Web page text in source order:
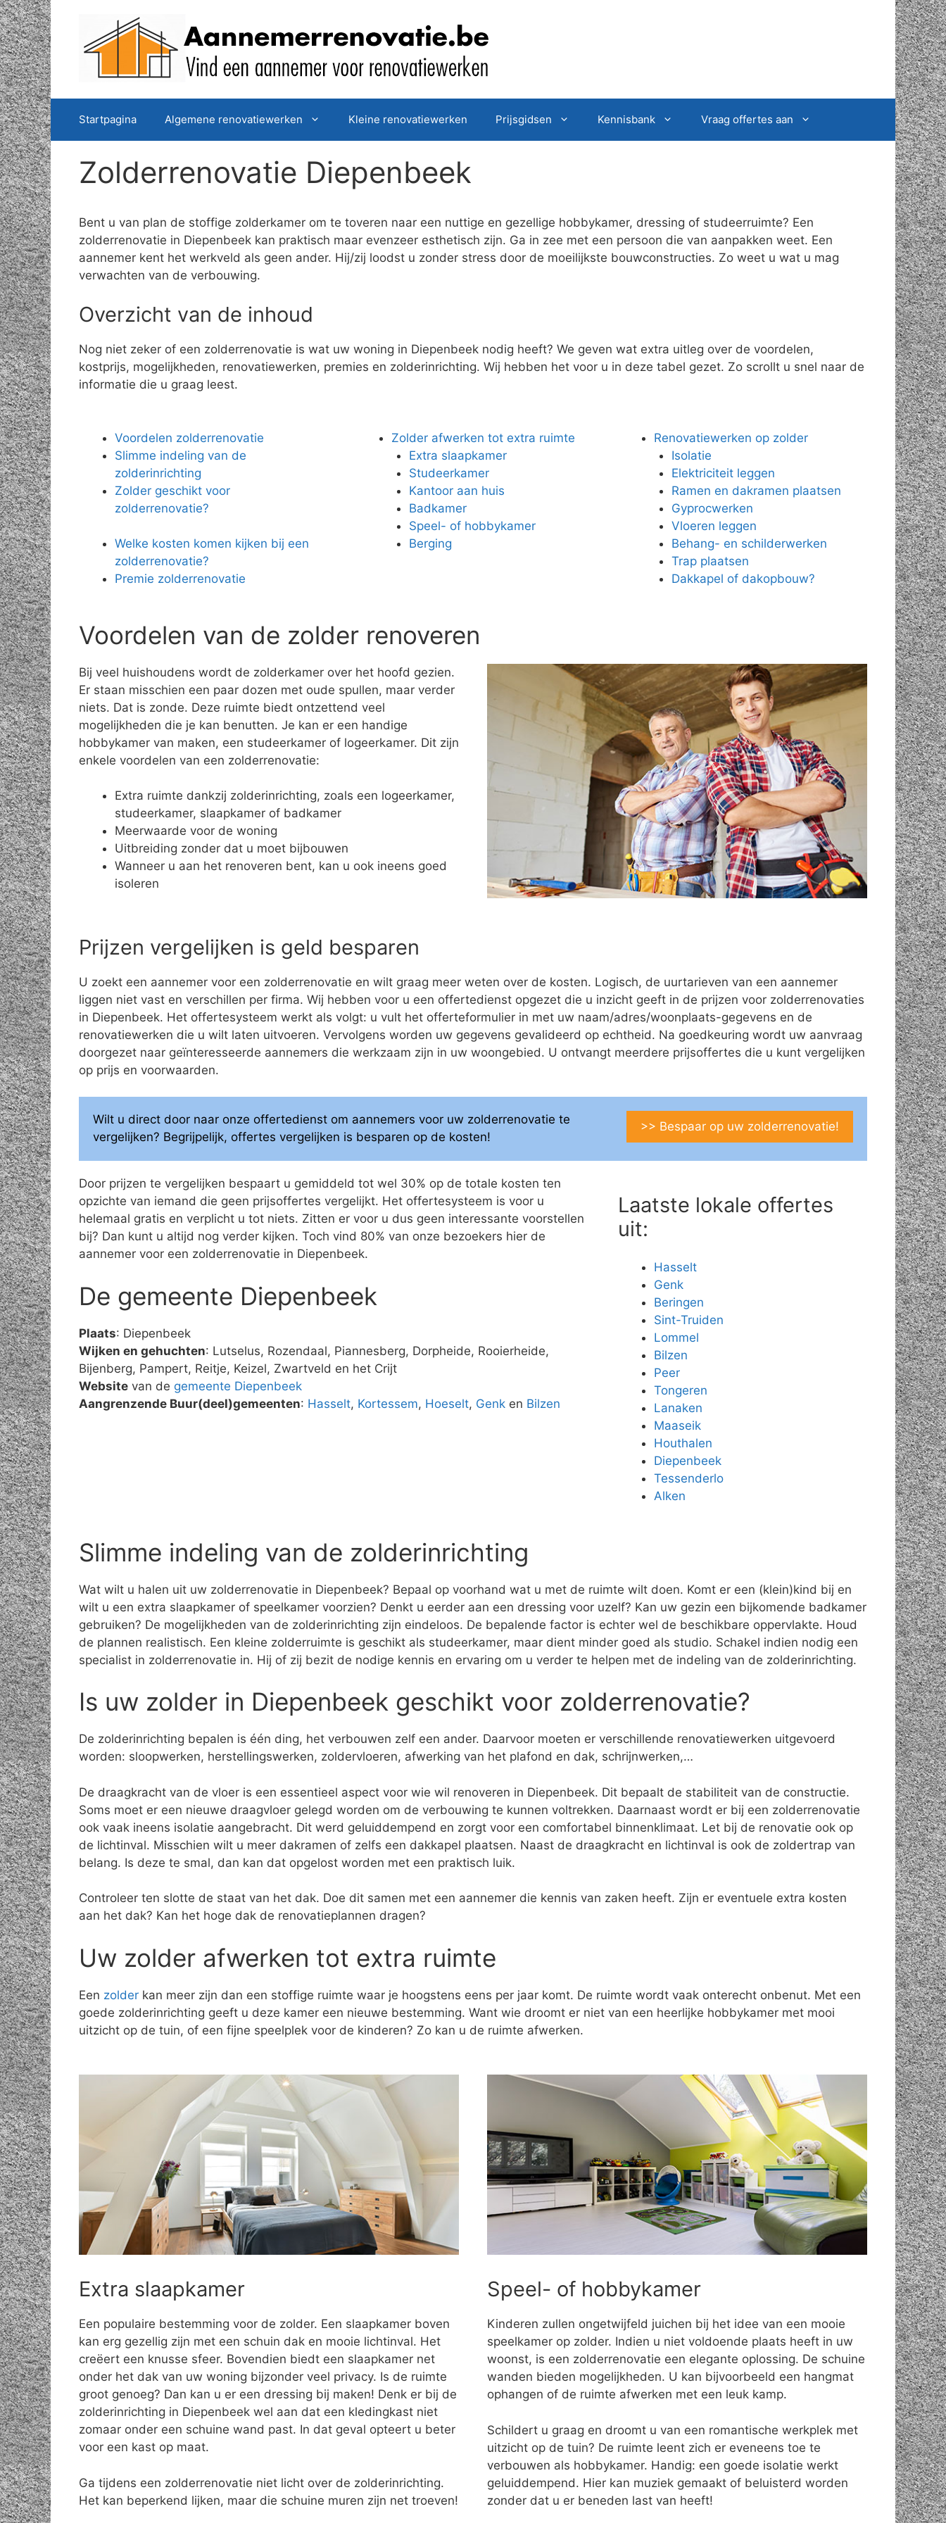
Spring
naar
de
inhoud
Startpagina Algemene renovatiewerken Kleine renovatiewerken Prijsgidsen Kennisbank Vraag offertes aan
Zolderrenovatie Diepenbeek
Bent u van plan de stoffige zolderkamer om te toveren naar een nuttige en gezellige hobbykamer, dressing of studeerruimte? Een
zolderrenovatie in Diepenbeek kan praktisch maar evenzeer esthetisch zijn. Ga in zee met een persoon die van aanpakken weet. Een
aannemer kent het werkveld als geen ander. Hij/zij loodst u zonder stress door de moeilijkste bouwconstructies. Zo weet u wat u mag
verwachten van de verbouwing.
Overzicht van de inhoud
Nog niet zeker of een zolderrenovatie is wat uw woning in Diepenbeek nodig heeft? We geven wat extra uitleg over de voordelen,
kostprijs, mogelijkheden, renovatiewerken, premies en zolderinrichting. Wij hebben het voor u in deze tabel gezet. Zo scrollt u snel naar de
informatie die u graag leest.
Voordelen zolderrenovatie
Slimme indeling van de
zolderinrichting
Zolder geschikt voor
zolderrenovatie?
Welke kosten komen kijken bij een
zolderrenovatie?
Premie zolderrenovatie
Zolder afwerken tot extra ruimte
Extra slaapkamer
Studeerkamer
Kantoor aan huis
Badkamer
Speel- of hobbykamer
Berging
Renovatiewerken op zolder
Isolatie
Elektriciteit leggen
Ramen en dakramen plaatsen
Gyprocwerken
Vloeren leggen
Behang- en schilderwerken
Trap plaatsen
Dakkapel of dakopbouw?
Voordelen van de zolder renoveren
Bij veel huishoudens wordt de zolderkamer over het hoofd gezien.
Er staan misschien een paar dozen met oude spullen, maar verder
niets. Dat is zonde. Deze ruimte biedt ontzettend veel
mogelijkheden die je kan benutten. Je kan er een handige
hobbykamer van maken, een studeerkamer of logeerkamer. Dit zijn
enkele voordelen van een zolderrenovatie:
Extra ruimte dankzij zolderinrichting, zoals een logeerkamer,
studeerkamer, slaapkamer of badkamer
Meerwaarde voor de woning
Uitbreiding zonder dat u moet bijbouwen
Wanneer u aan het renoveren bent, kan u ook ineens goed
isoleren
Prijzen vergelijken is geld besparen
U zoekt een aannemer voor een zolderrenovatie en wilt graag meer weten over de kosten. Logisch, de uurtarieven van een aannemer
liggen niet vast en verschillen per firma. Wij hebben voor u een offertedienst opgezet die u inzicht geeft in de prijzen voor zolderrenovaties
in Diepenbeek. Het offertesysteem werkt als volgt: u vult het offerteformulier in met uw naam/adres/woonplaats-gegevens en de
renovatiewerken die u wilt laten uitvoeren. Vervolgens worden uw gegevens gevalideerd op echtheid. Na goedkeuring wordt uw aanvraag
doorgezet naar geïnteresseerde aannemers die werkzaam zijn in uw woongebied. U ontvangt meerdere prijsoffertes die u kunt vergelijken
op prijs en voorwaarden.
Wilt u direct door naar onze offertedienst om aannemers voor uw zolderrenovatie te
vergelijken? Begrijpelijk, offertes vergelijken is besparen op de kosten!
>> Bespaar op uw zolderrenovatie!
Door prijzen te vergelijken bespaart u gemiddeld tot wel 30% op de totale kosten ten
opzichte van iemand die geen prijsoffertes vergelijkt. Het offertesysteem is voor u
helemaal gratis en verplicht u tot niets. Zitten er voor u dus geen interessante voorstellen
bij? Dan kunt u altijd nog verder kijken. Toch vind 80% van onze bezoekers hier de
aannemer voor een zolderrenovatie in Diepenbeek.
De gemeente Diepenbeek
Plaats: Diepenbeek
Wijken en gehuchten: Lutselus, Rozendaal, Piannesberg, Dorpheide, Rooierheide,
Bijenberg, Pampert, Reitje, Keizel, Zwartveld en het Crijt
Website van de gemeente Diepenbeek
Aangrenzende Buur(deel)gemeenten: Hasselt, Kortessem, Hoeselt, Genk en Bilzen
Laatste lokale offertes
uit:
Hasselt
Genk
Beringen
Sint-Truiden
Lommel
Bilzen
Peer
Tongeren
Lanaken
Maaseik
Houthalen
Diepenbeek
Tessenderlo
Alken
Slimme indeling van de zolderinrichting
Wat wilt u halen uit uw zolderrenovatie in Diepenbeek? Bepaal op voorhand wat u met de ruimte wilt doen. Komt er een (klein)kind bij en
wilt u een extra slaapkamer of speelkamer voorzien? Denkt u eerder aan een dressing voor uzelf? Kan uw gezin een bijkomende badkamer
gebruiken? De mogelijkheden van de zolderinrichting zijn eindeloos. De bepalende factor is echter wel de beschikbare oppervlakte. Houd
de plannen realistisch. Een kleine zolderruimte is geschikt als studeerkamer, maar dient minder goed als studio. Schakel indien nodig een
specialist in zolderrenovatie in. Hij of zij bezit de nodige kennis en ervaring om u verder te helpen met de indeling van de zolderinrichting.
Is uw zolder in Diepenbeek geschikt voor zolderrenovatie?
De zolderinrichting bepalen is één ding, het verbouwen zelf een ander. Daarvoor moeten er verschillende renovatiewerken uitgevoerd
worden: sloopwerken, herstellingswerken, zoldervloeren, afwerking van het plafond en dak, schrijnwerken,…
De draagkracht van de vloer is een essentieel aspect voor wie wil renoveren in Diepenbeek. Dit bepaalt de stabiliteit van de constructie.
Soms moet er een nieuwe draagvloer gelegd worden om de verbouwing te kunnen voltrekken. Daarnaast wordt er bij een zolderrenovatie
ook vaak ineens isolatie aangebracht. Dit werd geluiddempend en zorgt voor een comfortabel binnenklimaat. Let bij de renovatie ook op
de lichtinval. Misschien wilt u meer dakramen of zelfs een dakkapel plaatsen. Naast de draagkracht en lichtinval is ook de zoldertrap van
belang. Is deze te smal, dan kan dat opgelost worden met een praktisch luik.
Controleer ten slotte de staat van het dak. Doe dit samen met een aannemer die kennis van zaken heeft. Zijn er eventuele extra kosten
aan het dak? Kan het hoge dak de renovatieplannen dragen?
Uw zolder afwerken tot extra ruimte
Een zolder kan meer zijn dan een stoffige ruimte waar je hoogstens eens per jaar komt. De ruimte wordt vaak onterecht onbenut. Met een
goede zolderinrichting geeft u deze kamer een nieuwe bestemming. Want wie droomt er niet van een heerlijke hobbykamer met mooi
uitzicht op de tuin, of een fijne speelplek voor de kinderen? Zo kan u de ruimte afwerken.
Extra slaapkamer
Een populaire bestemming voor de zolder. Een slaapkamer boven
kan erg gezellig zijn met een schuin dak en mooie lichtinval. Het
creëert een knusse sfeer. Bovendien biedt een slaapkamer net
onder het dak van uw woning bijzonder veel privacy. Is de ruimte
groot genoeg? Dan kan u er een dressing bij maken! Denk er bij de
zolderinrichting in Diepenbeek wel aan dat een kledingkast niet
zomaar onder een schuine wand past. In dat geval opteert u beter
voor een kast op maat.
Ga tijdens een zolderrenovatie niet licht over de zolderinrichting.
Het kan beperkend lijken, maar die schuine muren zijn net troeven!
Speel- of hobbykamer
Kinderen zullen ongetwijfeld juichen bij het idee van een mooie
speelkamer op zolder. Indien u niet voldoende plaats heeft in uw
woonst, is een zolderrenovatie een elegante oplossing. De schuine
wanden bieden mogelijkheden. U kan bijvoorbeeld een hangmat
ophangen of de ruimte afwerken met een leuk kamp.
Schildert u graag en droomt u van een romantische werkplek met
uitzicht op de tuin? De ruimte leent zich er eveneens toe te
verbouwen als hobbykamer. Handig: een goede isolatie werkt
geluiddempend. Hier kan muziek gemaakt of beluisterd worden
zonder dat u er beneden last van heeft!